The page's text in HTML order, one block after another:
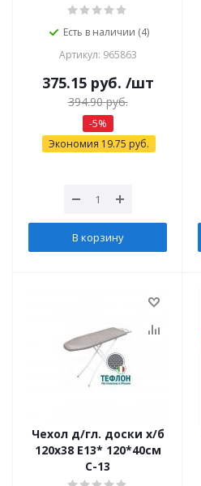
Есть в наличии (4)
Артикул: 965863
375.15руб. /шт
394.90руб.
-5%
Экономия 19.75 руб.
В корзину
Чехол д/гл. доски х/б
120х38 Е13* 120*40см
С-13